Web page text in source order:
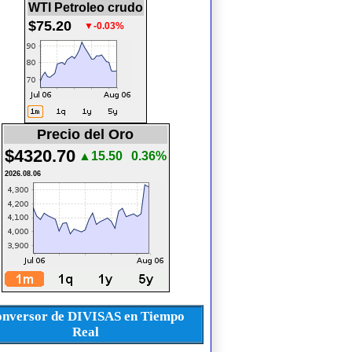
WTI Petroleo crudo
$75.20 ▼-0.03%
Precio del Oro
$4320.70 ▲15.50 0.36%
2026.08.06
de DIVISAS en Tiempo
Real